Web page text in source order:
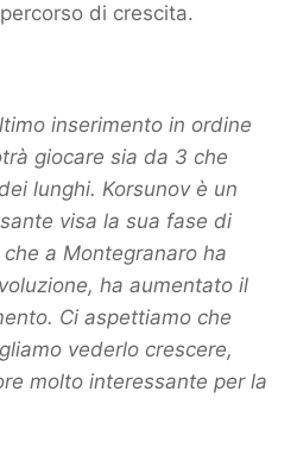
di crescita.
inserimento in ordine
giocare sia da 3 che
lunghi. Korsunov è un
visa la sua fase di
a Montegranaro ha
ha aumentato il
Ci aspettiamo che
vederlo crescere,
molto interessante per la